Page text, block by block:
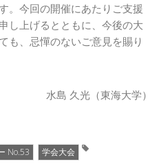
。今回の開催にあたりご支援
し上げるとともに、今後の大
も、忌憚のないご意見を賜り
水島 久光（東海大学）
No.53 学会大会